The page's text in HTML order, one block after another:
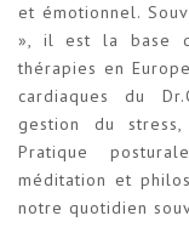
et émotionnel.
», il est la base
thérapies en
cardiaques du
gestion du
Pratique
méditation et
notre quotidien